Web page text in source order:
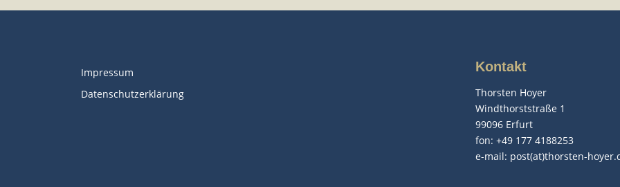
Impressum
Datenschutzerklärung
Kontakt
Thorsten Hoyer
Windthorststraße 1
99096 Erfurt
fon: +49 177 4188253
e-mail: post(at)thorsten-